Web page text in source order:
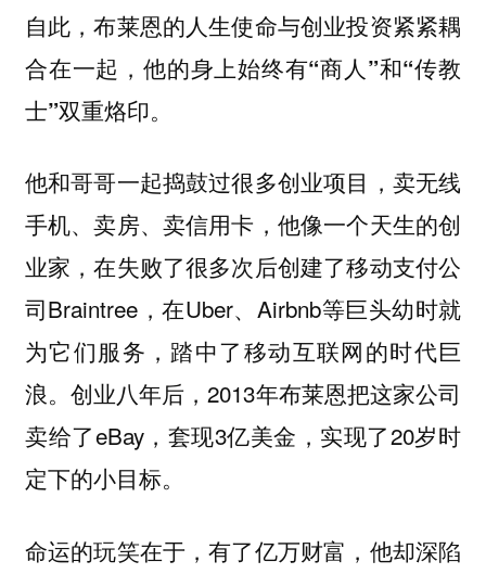
自此，布莱恩的人生使命与创业投资紧紧耦
合在一起， 他的身上始终有“商人”和“传教
士”双重烙印。
他和哥哥一起捣鼓过很多创业项目，卖无线
手机、卖房、卖信用卡，他像一个天生的创
业家，在失败了很多次后创建了移动支付公
司Braintree，在Uber、Airbnb等巨头幼时就
为它们服务，踏中了移动互联网的时代巨
浪。创业八年后，2013年布莱恩把这家公司
卖给了eBay，套现3亿美金，实现了20岁时
定下的小目标。
命运的玩笑在于，有了亿万财富，他却深陷